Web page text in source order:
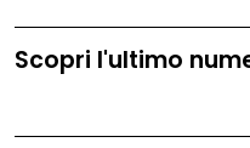
Scopri l'ultimo